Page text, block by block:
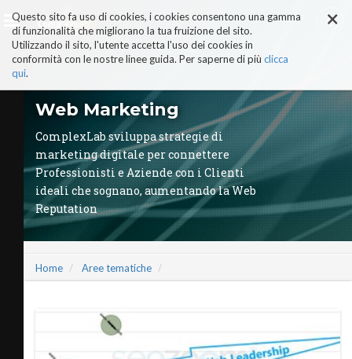
PERCHÉ COMPLEXLAB
ADVISORY BOARD
TRUST & TRUTH CENTER
I NOSTRI SERVIZI
MANIFESTO AI
STORIE DI SUCCESSO
VIDEO
COMPLEXLAB PARTNER
×
Questo sito fa uso di cookies, i cookies consentono una gamma
di funzionalità che migliorano la tua fruizione del sito.
Utilizzando il sito, l'utente accetta l'uso dei cookies in
conformità con le nostre linee guida. Per saperne di più clicca
qui.
Web Marketing
ComplexLab sviluppa strategie di
marketing digitale per connettere
Professionisti e Aziende con i Clienti
ideali che sognano, aumentando la Web
Reputation
Home Aree tematiche